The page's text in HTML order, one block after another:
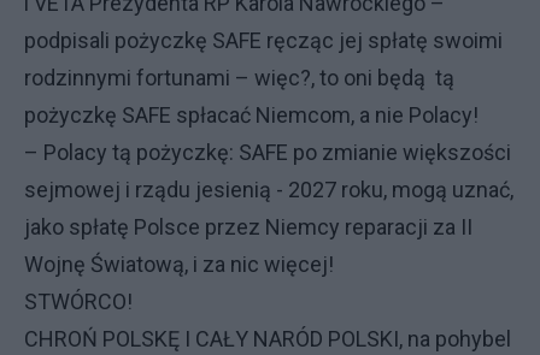
podpisali pożyczkę SAFE ręcząc jej spłatę swoimi
rodzinnymi fortunami – więc?, to oni będą tą
pożyczkę SAFE spłacać Niemcom, a nie Polacy!
– Polacy tą pożyczkę: SAFE po zmianie większości
sejmowej i rządu jesienią - 2027 roku, mogą uznać,
jako spłatę Polsce przez Niemcy reparacji za II
Wojnę Światową, i za nic więcej!
STWÓRCO!
CHROŃ POLSKĘ I CAŁY NARÓD POLSKI, na pohybel